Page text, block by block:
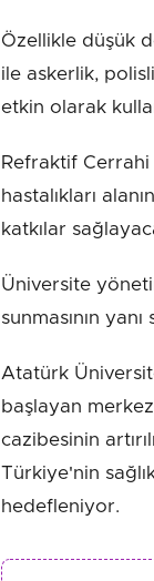
Özellikle düşük
ile askerlik,
etkin olarak
Refraktif Cerrahi
hastalıkları
katkılar
Üniversite
sunmasının
Atatürk
başlayan
cazibesinin
Türkiye'nin
hedefleniyor.